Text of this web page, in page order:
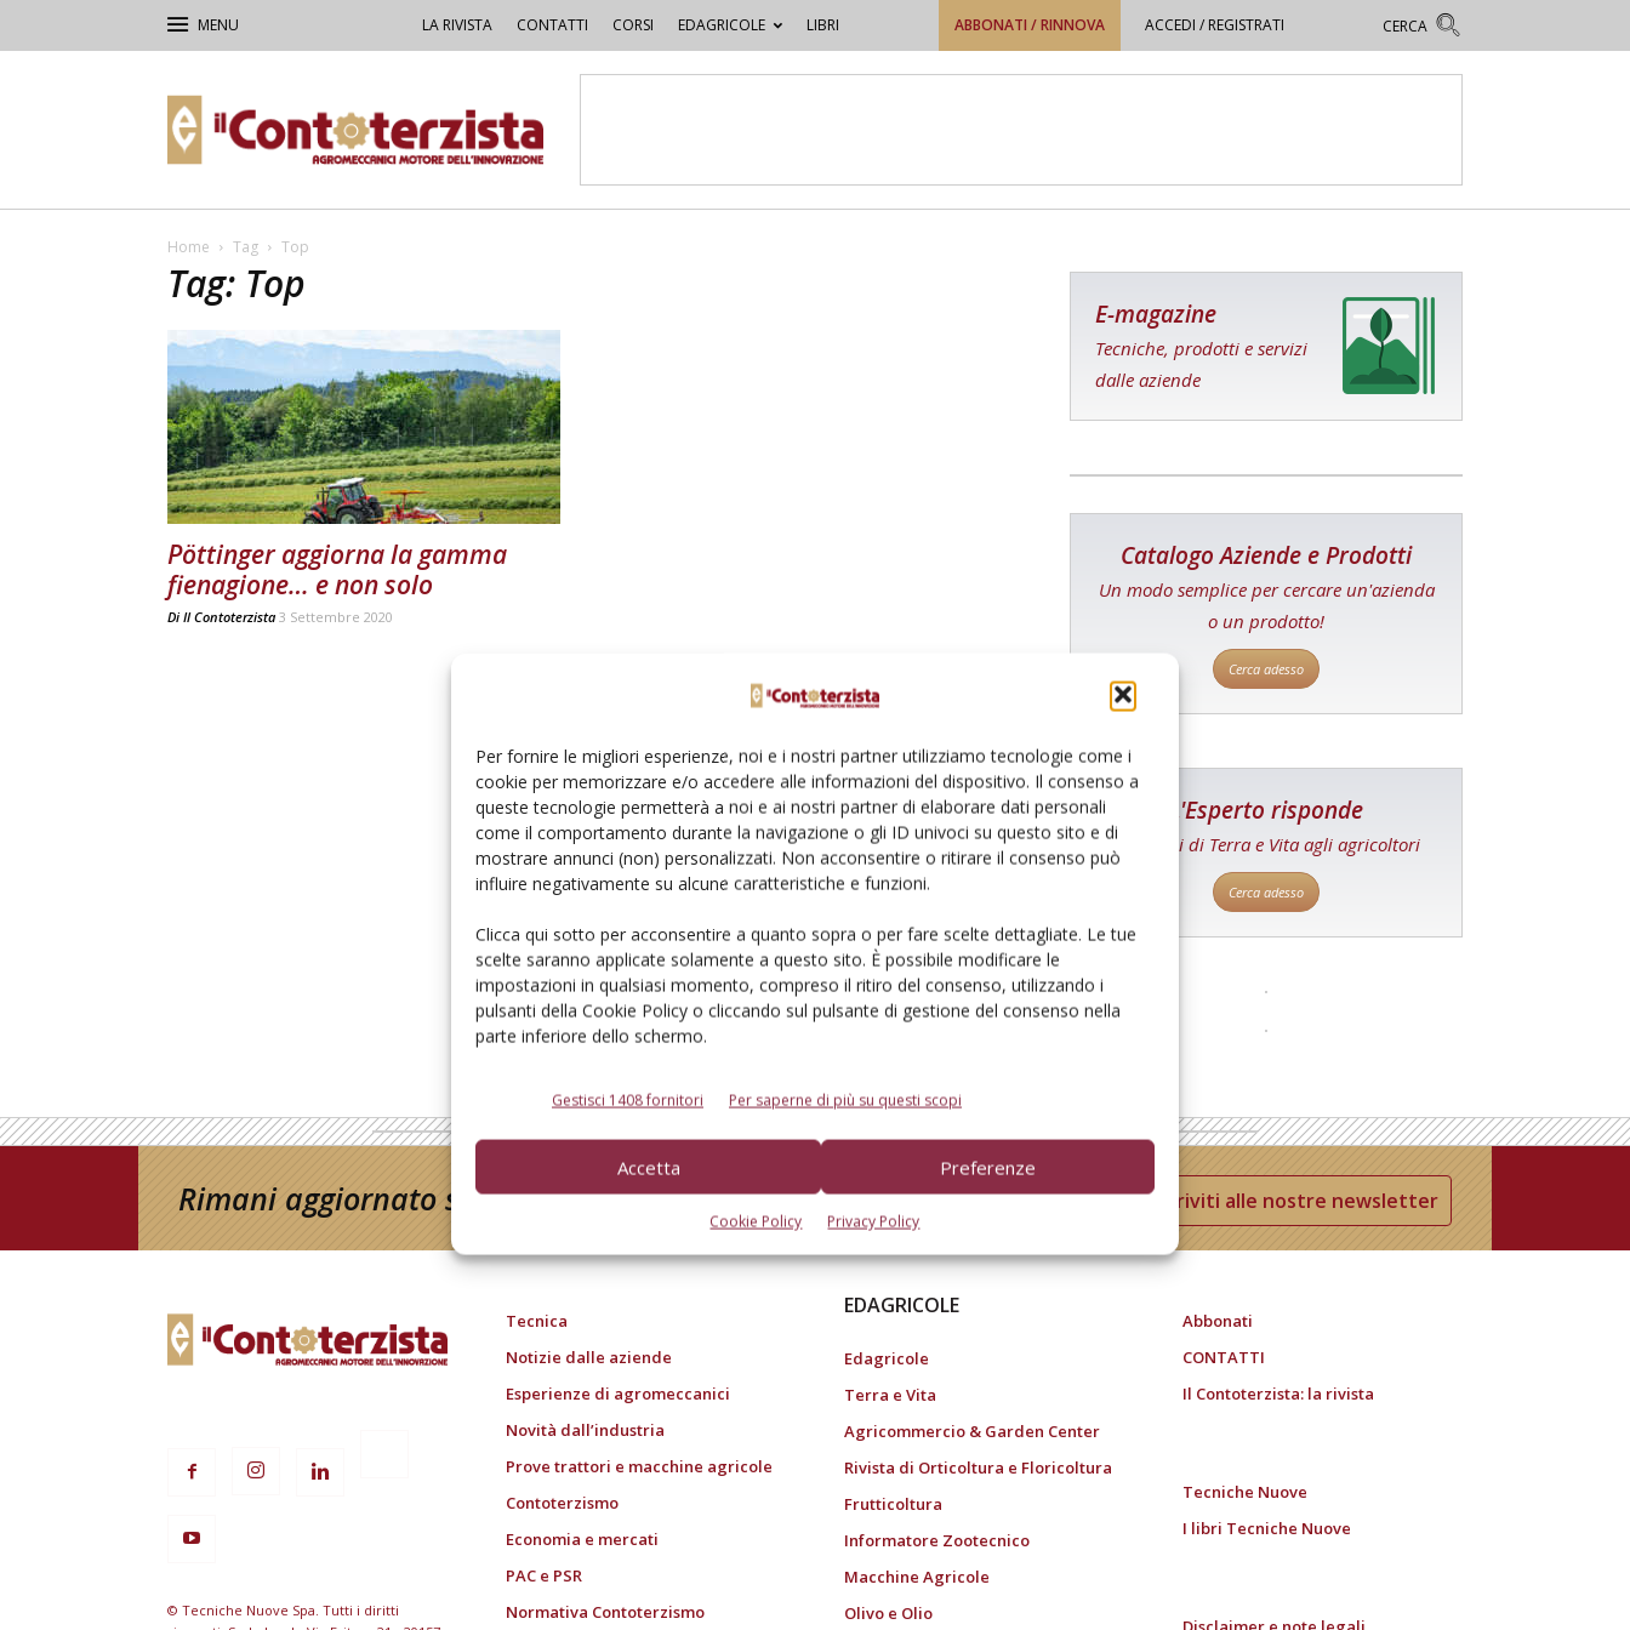
Per fornire le migliori esperienze, noi e i nostri partner utilizziamo tecnologie come i
cookie per memorizzare e/o accedere alle informazioni del dispositivo. Il consenso a
queste tecnologie permetterà a noi e ai nostri partner di elaborare dati personali
come il comportamento durante la navigazione o gli ID univoci su questo sito e di
mostrare annunci (non) personalizzati. Non acconsentire o ritirare il consenso può
influire negativamente su alcune caratteristiche e funzioni.
Clicca qui sotto per acconsentire a quanto sopra o per fare scelte dettagliate. Le tue
scelte saranno applicate solamente a questo sito. È possibile modificare le
impostazioni in qualsiasi momento, compreso il ritiro del consenso, utilizzando i
pulsanti della Cookie Policy o cliccando sul pulsante di gestione del consenso nella
parte inferiore dello schermo.
Gestisci 1408 fornitori Per saperne di più su questi scopi
Accetta Preferenze
Cookie Policy Privacy Policy
LA RIVISTA CONTATTI CORSI EDAGRICOLE LIBRI ABBONATI / RINNOVA ACCEDI / REGISTRATI
Contoterzista
Home Tag Top
Tag: Top
Pöttinger aggiorna la gamma
fienagione… e non solo
Di Il Contoterzista 3 Settembre 2020
E-magazine
Tecniche, prodotti e servizi
dalle aziende
Catalogo Aziende e Prodotti
Un modo semplice per cercare un'azienda
o un prodotto!
Cerca adesso
L'Esperto risponde
I consigli di Terra e Vita agli agricoltori
Cerca adesso
Rimani aggiornato sul mondo dell’agricoltura Iscriviti alle nostre newsletter
© Tecniche Nuove Spa. Tutti i diritti
Tecnica
Notizie dalle aziende
Esperienze di agromeccanici
Novità dall’industria
Prove trattori e macchine agricole
Contoterzismo
Economia e mercati
PAC e PSR
Normativa Contoterzismo
EDAGRICOLE
Edagricole
Terra e Vita
Agricommercio & Garden Center
Rivista di Orticoltura e Floricoltura
Frutticoltura
Informatore Zootecnico
Macchine Agricole
Olivo e Olio
Abbonati
CONTATTI
Il Contoterzista: la rivista
Tecniche Nuove
I libri Tecniche Nuove